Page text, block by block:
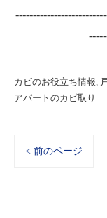
カビのお役立ち情報
アパートのカビ取り
< 前のページ